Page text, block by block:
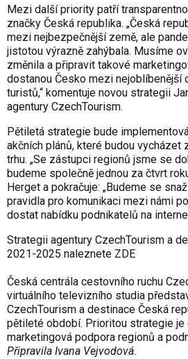
Mezi další priority patří
značky Česká republika. „Česká
mezi nejbezpečnější země, ale
jistotou výrazně zahýbala. Musíme
změnila a připravit takové
dostanou Česko mezi nejoblíbenější
turistů,“ komentuje novou strategii
agentury CzechTourism.
Pětiletá strategie bude
akčních plánů, které budou vycházet
trhu. „Se zástupci regionů jsme se
budeme společně jednou za čtvrt
Herget a pokračuje: „Budeme se
pravidla pro komunikaci mezi námi
dostat nabídku podnikatelů na
Strategii agentury CzechTourism a
2021-2025 naleznete ZDE
Česká centrála cestovního ruchu
virtuálního televizního studia
CzechTourism a destinace Česká
pětileté období. Prioritou strategie
marketingová podpora regionů a
Připravila Ivana Vejvodová.